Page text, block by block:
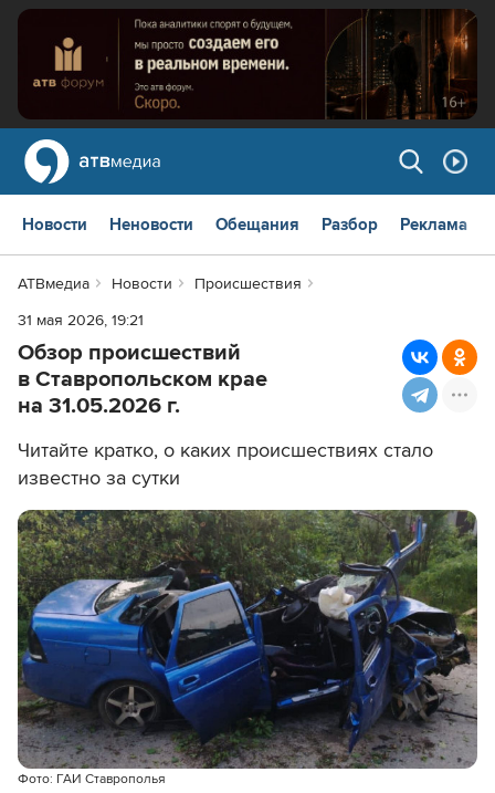
Новости Неновости Обещания Разбор Реклама
АТВмедиа Новости
Происшествия
31 мая 2026, 19:21
Обзор происшествий
в Ставропольском крае
на 31.05.2026 г.
Читайте кратко, о каких происшествиях стало
известно за сутки
Фото: ГАИ Ставрополья